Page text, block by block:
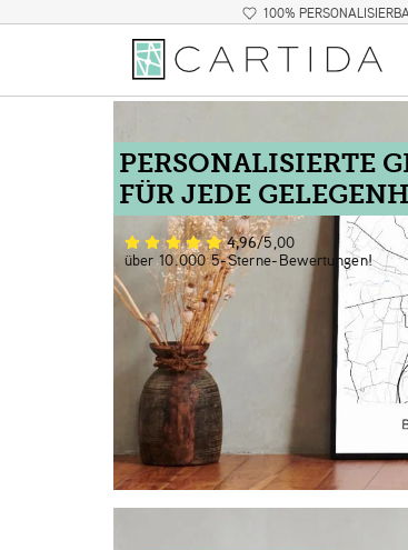
100%
PERSONALISIERTE
FÜR JEDE
4,96/5,00
über 10.000 5-Sterne-Bewertungen!